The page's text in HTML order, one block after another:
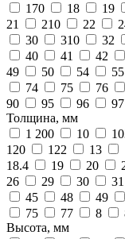
170
18 19
21
210 22
30
310 32
40
41 42
49
50 54 55
74
75 76
90
95 96 97
Толщина, мм
1 200
10
120
122 13
18.4
19 20
26
29 30 31
45
48 49
75
77 8
Высота, мм